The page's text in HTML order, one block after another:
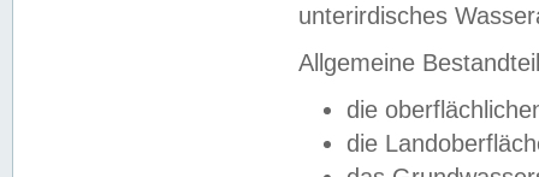
unterirdisches
Allgemeine
die
die